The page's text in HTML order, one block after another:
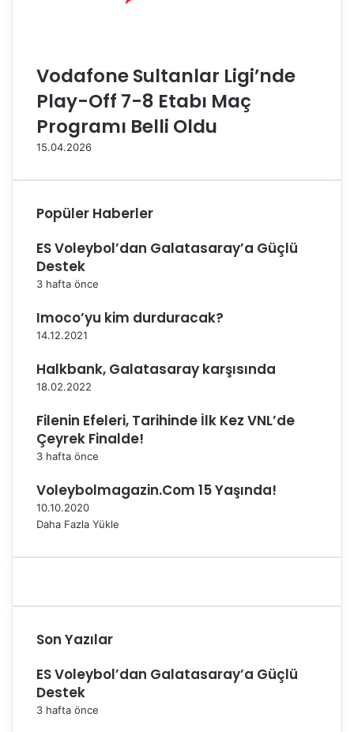
u
n
d
u
Vodafone Sultanlar Ligi’nde
Play-Off 7-8 Etabı Maç
Programı Belli Oldu
15.04.2026
Popüler Haberler
ES Voleybol’dan Galatasaray’a Güçlü
Destek
3 hafta önce
Imoco’yu kim durduracak?
14.12.2021
Halkbank, Galatasaray karşısında
18.02.2022
Filenin Efeleri, Tarihinde İlk Kez VNL’de
Çeyrek Finalde!
3 hafta önce
Voleybolmagazin.Com 15 Yaşında!
10.10.2020
Daha Fazla Yükle
Son Yazılar
ES Voleybol’dan Galatasaray’a Güçlü
Destek
3 hafta önce